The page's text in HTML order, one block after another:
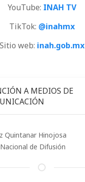
YouTube: INAH TV
TikTok: @inahmx
Sitio web: inah.gob.mx
A MEDIOS DE
Quintanar Hinojosa
de Difusión